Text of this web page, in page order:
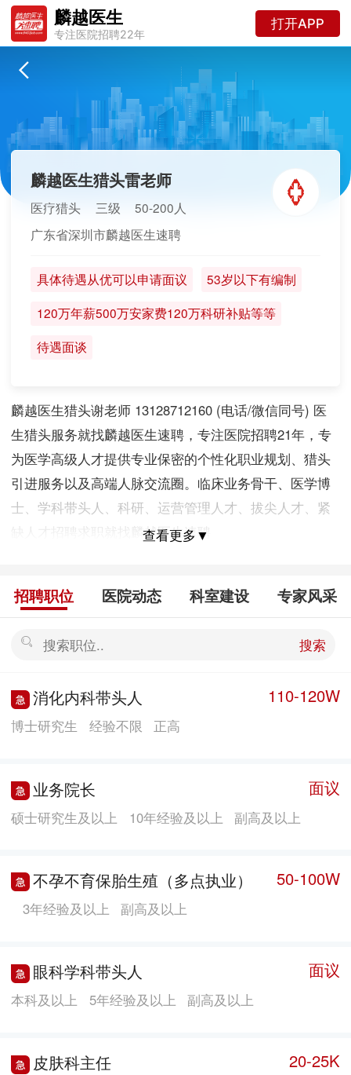
麟越医生
专注医院招聘22年
打开APP
麟越医生猎头雷老师
医疗猎头 三级
50-200人
广东省深圳市麟越医生速聘
具体待遇从优可以申请面议
53岁以下有编制
120万年薪500万安家费120万科研补贴等等
待遇面谈
麟越医生猎头谢老师 13128712160 (电话/微信同号) 医
生猎头服务就找麟越医生速聘，专注医院招聘21年，专
为医学高级人才提供专业保密的个性化职业规划、猎头
引进服务以及高端人脉交流圈。临床业务骨干、医学博
士、学科带头人、科研、运营管理人才、拔尖人才、紧
缺人才招聘求职就找麟越医生速聘
查看更多▼
招聘职位 医院动态 科室建设 专家风采
搜索
消化内科带头人 110-120W
博士研究生 经验不限 正高
业务院长 面议
硕士研究生及以上 10年经验及以上 副高及以上
不孕不育保胎生殖（多点执业） 50-100W
3年经验及以上 副高及以上
眼科学科带头人 面议
本科及以上 5年经验及以上 副高及以上
皮肤科主任 20-25K